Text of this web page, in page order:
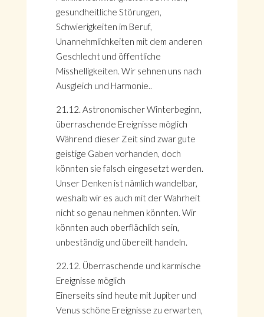
ÜBER AVANTGART.DE
gesundheitliche Störungen,
Schwierigkeiten im Beruf,
Unannehmlichkeiten mit dem anderen
Geschlecht und öffentliche
Misshelligkeiten. Wir sehnen uns nach
Ausgleich und Harmonie..
21.12. Astronomischer Winterbeginn,
überraschende Ereignisse möglich
Während dieser Zeit sind zwar gute
geistige Gaben vorhanden, doch
könnten sie falsch eingesetzt werden.
Unser Denken ist nämlich wandelbar,
weshalb wir es auch mit der Wahrheit
nicht so genau nehmen könnten. Wir
könnten auch oberflächlich sein,
unbeständig und übereilt handeln.
22.12. Überraschende und karmische
Ereignisse möglich
Einerseits sind heute mit Jupiter und
Venus schöne Ereignisse zu erwarten,